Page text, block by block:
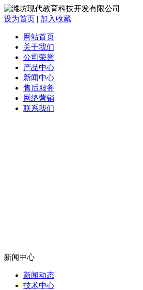
设为首页 | 加入收藏
网站首页
关于我们
公司荣誉
产品中心
新闻中心
售后服务
网络营销
联系我们
新闻中心
新闻动态
技术中心